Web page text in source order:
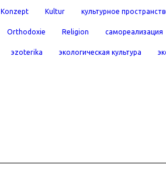
Konzept Kultur культурное
Orthodoxie Religion самореализация
эzoterika экологическая культура